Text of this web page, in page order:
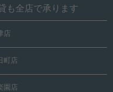
も全店で承ります
店
町店
園店